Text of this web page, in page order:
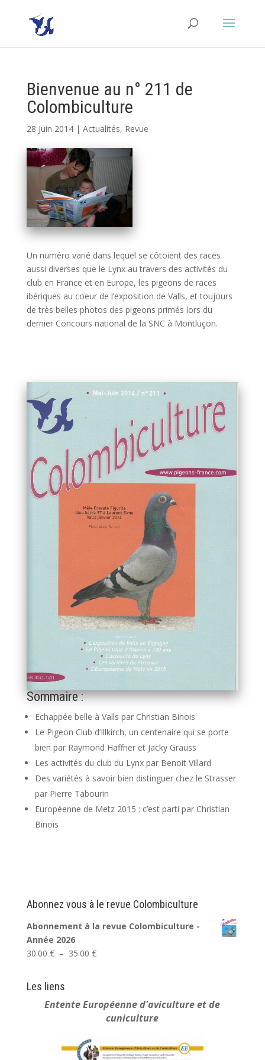
Bienvenue au n° 211 de
Colombiculture
28 Juin 2014| Actualités, Revue
Un numéro varié dans lequel se côtoient des races
aussi diverses que le Lynx au travers des activités du
club en France et en Europe, les pigeons de races
ibériques au coeur de l’exposition de Valls, et toujours
de très belles photos des pigeons primés lors du
dernier Concours national de la SNC à Montluçon.
Sommaire :
Echappée belle à Valls par Christian Binois
Le Pigeon Club d’Illkirch, un centenaire qui se porte
bien par Raymond Haffner et Jacky Grauss
Les activités du club du Lynx par Benoit Villard
Des variétés à savoir bien distinguer chez le Strasser
par Pierre Tabourin
Européenne de Metz 2015 : c’est parti par Christian
Binois
Abonnez vous à le revue Colombiculture
Abonnement à la revue Colombiculture -
Année 2026
30.00 € – 35.00 €Plage
à
35.00 €
Les liens
Entente Européenned'aviculture et de
cuniculture